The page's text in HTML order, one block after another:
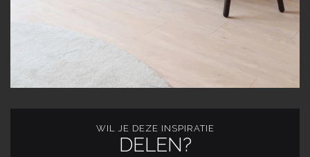
WIL JE DEZE INSPIRATIE
DELEN?